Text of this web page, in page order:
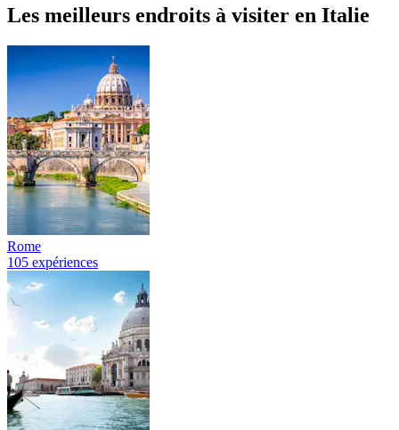
Les meilleurs endroits à visiter en Italie
Rome
105 expériences